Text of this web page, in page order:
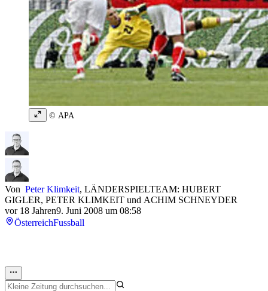
© APA
Von Peter Klimkeit, LÄNDERSPIELTEAM: HUBERT
GIGLER, PETER KLIMKEIT und ACHIM SCHNEYDER
vor 18 Jahren9. Juni 2008 um 08:58
ÖsterreichFussball